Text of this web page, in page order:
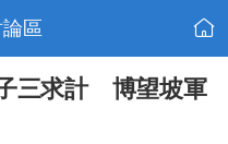
區
三求計 博望坡軍